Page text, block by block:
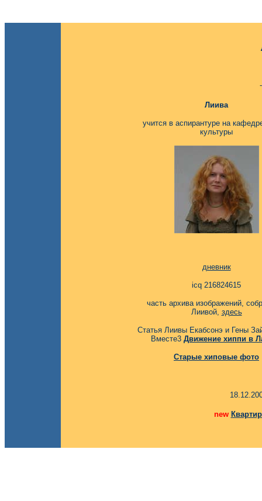
Лиива
учится в аспирантуре на
культуры
дневник
icq 216824615
часть архива изображений,
Лиивой, здесь
Статья Лиивы Екабсонэ и Гены
Вместе3 Движение хиппи в
Старые хиповые фото
new